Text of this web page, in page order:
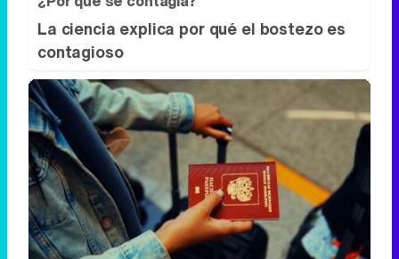
La ciencia explica por qué el bostezo es
contagioso